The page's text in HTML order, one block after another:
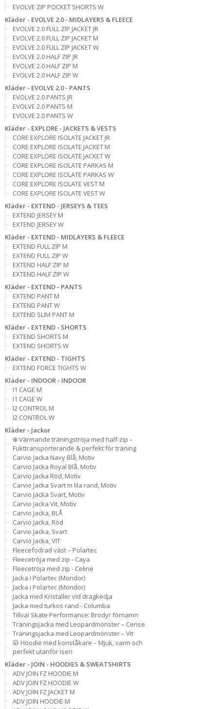
EVOLVE ZIP POCKET SHORTS W
Kläder - EVOLVE 2.0 - MIDLAYERS & FLEECE
EVOLVE 2.0 FULL ZIP JACKET JR
EVOLVE 2.0 FULL ZIP JACKET M
EVOLVE 2.0 FULL ZIP JACKET W
EVOLVE 2.0 HALF ZIP JR
EVOLVE 2.0 HALF ZIP M
EVOLVE 2.0 HALF ZIP W
Kläder - EVOLVE 2.0 - PANTS
EVOLVE 2.0 PANTS JR
EVOLVE 2.0 PANTS M
EVOLVE 2.0 PANTS W
Kläder - EXPLORE - JACKETS & VESTS
CORE EXPLORE ISOLATE JACKET JR
CORE EXPLORE ISOLATE JACKET M
CORE EXPLORE ISOLATE JACKET W
CORE EXPLORE ISOLATE PARKAS M
CORE EXPLORE ISOLATE PARKAS W
CORE EXPLORE ISOLATE VEST M
CORE EXPLORE ISOLATE VEST W
Kläder - EXTEND - JERSEYS & TEES
EXTEND JERSEY M
EXTEND JERSEY W
Kläder - EXTEND - MIDLAYERS & FLEECE
EXTEND FULL ZIP M
EXTEND FULL ZIP W
EXTEND HALF ZIP M
EXTEND HALF ZIP W
Kläder - EXTEND - PANTS
EXTEND PANT M
EXTEND PANT W
EXTEND SLIM PANT M
Kläder - EXTEND - SHORTS
EXTEND SHORTS M
EXTEND SHORTS W
Kläder - EXTEND - TIGHTS
EXTEND FORCE TIGHTS W
Kläder - INDOOR - INDOOR
I1 CAGE M
I1 CAGE W
I2 CONTROL M
I2 CONTROL W
Kläder - Jackor
❄️ Värmande träningströja med half-zip –
Fukttransporterande & perfekt för träning
Carvio Jacka Navy Blå, Motiv
Carvio Jacka Royal Blå, Motiv
Carvio Jacka Röd, Motiv
Carvio Jacka Svart m lila rand, Motiv
Carvio Jacka Svart, Motiv
Carvio Jacka Vit, Motiv
Carvio Jacka, BLÅ
Carvio Jacka, Röd
Carvio Jacka, Svart
Carvio Jacka, VIT
Fleecefodrad väst – Polartec
Fleecetröja med zip - Caya
Fleecetröja med zip - Celine
Jacka i Polartec (Mondor)
Jacka i Polartec (Mondor)
Jacka med Kristaller vid dragkedja
Jacka med turkos rand - Columba
Tillval Skate Performance: Brodyr förnamn
Träningsjacka med Leopardmönster – Cerise
Träningsjacka med Leopardmönster – Vit
🧥 Hoodie med konståkare – Mjuk, varm och
perfekt utanför isen
Kläder - JOIN - HOODIES & SWEATSHIRTS
ADV JOIN FZ HOODIE M
ADV JOIN FZ HOODIE W
ADV JOIN FZ JACKET M
ADV JOIN HOODIE M